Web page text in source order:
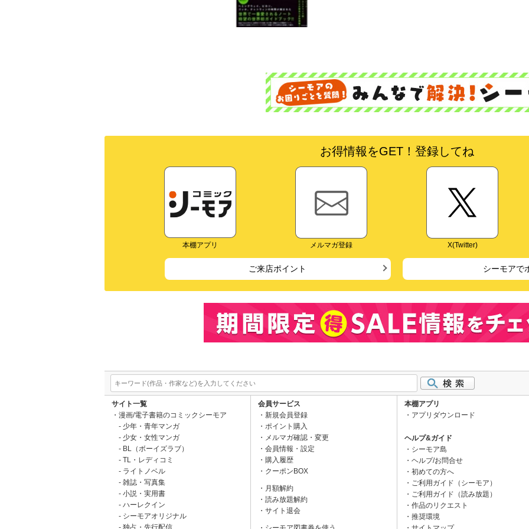
お得情報をGET！登録してね
本棚アプリ メルマガ登録 X(Twitter)
ご来店ポイント シーモアで
サイト一覧
漫画/電子書籍のコミックシーモア
少年・青年マンガ
少女・女性マンガ
BL（ボーイズラブ）
TL・レディコミ
ライトノベル
雑誌・写真集
小説・実用書
ハーレクイン
シーモアオリジナル
独占・先行配信
会員サービス
新規会員登録
ポイント購入
メルマガ確認・変更
会員情報・設定
購入履歴
クーポンBOX
月額解約
読み放題解約
サイト退会
本棚アプリ
アプリダウンロード
ヘルプ&ガイド
シーモア島
ヘルプ/お問合せ
初めての方へ
ご利用ガイド（シーモア）
ご利用ガイド（読み放題）
作品のリクエスト
推奨環境